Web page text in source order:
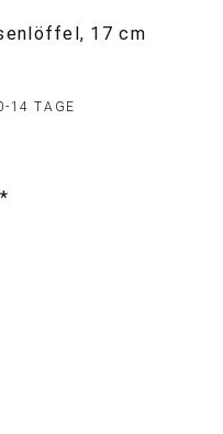
17 cm
14 TAGE